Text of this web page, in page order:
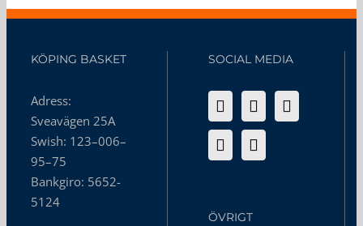
KÖPING BASKET
Adress:
Sveavägen 25A
Swish: 123–006–
95–75
Bankgiro: 5652-
5124
SOCIAL MEDIA
ÖVRIGT